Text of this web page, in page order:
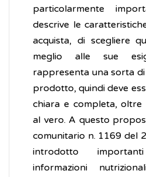
particolarmente
descrive le
acquista, di scegliere
meglio alle sue
rappresenta una sorta
prodotto, quindi deve
chiara e completa,
al vero. A questo
comunitario n. 1169 del
introdotto
informazioni